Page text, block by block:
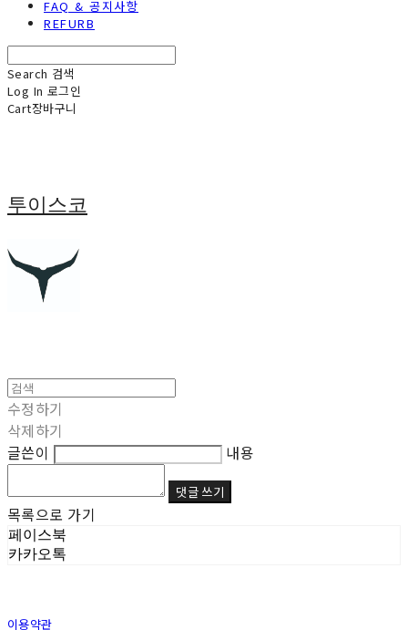
FAQ & 공지사항
REFURB
Search 검색
Log In 로그인
Cart장바구니
투이스코
수정하기
삭제하기
글쓴이
내용
댓글 쓰기
목록으로 가기
페이스북
카카오톡
이용약관